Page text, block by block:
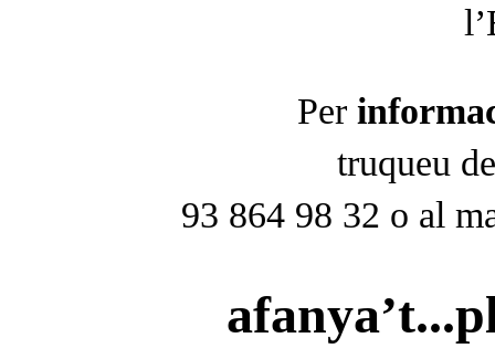
Per
truqueu
93 864 98 32 o al